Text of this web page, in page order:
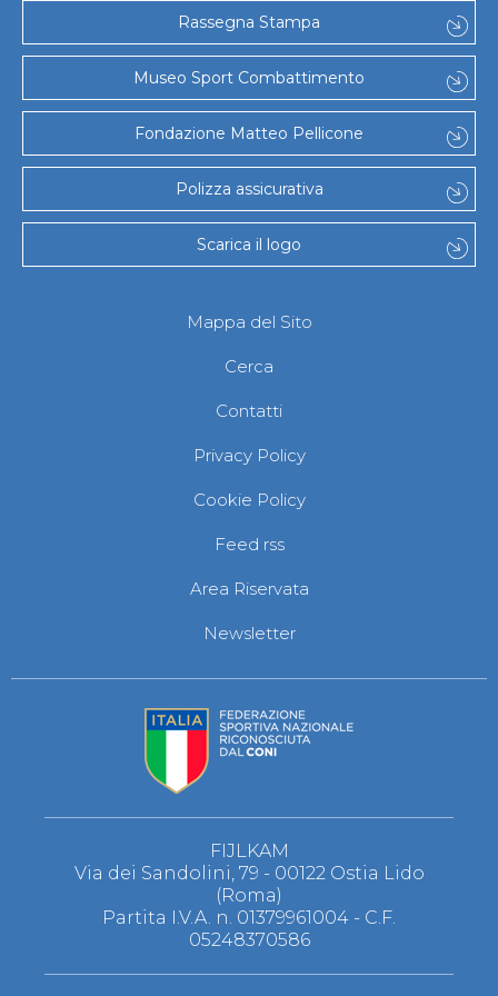
Albi Federali
Arbitri
Lotta
La disciplina
News
Gare e Risultati
Attività Didattica
Albi Federali
Karate
La disciplina
News
Gare e Risultati
Albi Federali
Arti marziali
Aikido
Ju Jitsu
Sumo
Capoeira
Grappling
BJJ
Pancrazio/Pankration
S'istrumpa
News
Calendario Attività
Difesa Personale MGA
La disciplina
News
Merchandising
Contatti
News
Cookies Accept
Newsletter
Webinar
Corsi Monotematici
Corsi di Specializzazione
Corsi FIJLKAM-FISDIR
Corsi Preparatore Fisico
Edutraining class - Didattica infantile
Corso Direttore di Gara
Rassegna Stampa
Museo Sport Combattimento
Fondazione Matteo Pellicone
Polizza assicurativa
Scarica il logo
Mappa del Sito
Cerca
Contatti
Privacy Policy
Cookie Policy
Feed rss
Area Riservata
Newsletter
FIJLKAM
Via dei Sandolini, 79 - 00122 Ostia Lido
(Roma)
Partita I.V.A. n. 01379961004 - C.F.
05248370586